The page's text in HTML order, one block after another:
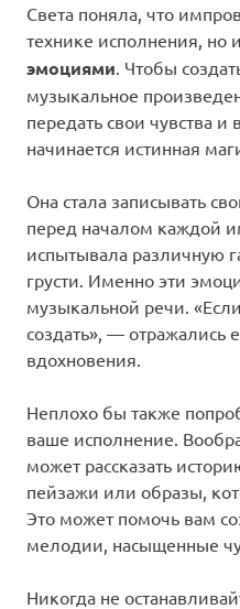
Света поняла, что
технике исполнения, но
эмоциями . Чтобы
музыкальное
передать свои чувства и
начинается истинная
Она стала записывать
перед началом каждой
испытывала различную
грусти. Именно эти
музыкальной речи.
создать», — отражались
вдохновения.
Неплохо бы также
ваше исполнение.
может рассказать
пейзажи или образы,
Это может помочь вам
мелодии, насыщенные
Никогда не